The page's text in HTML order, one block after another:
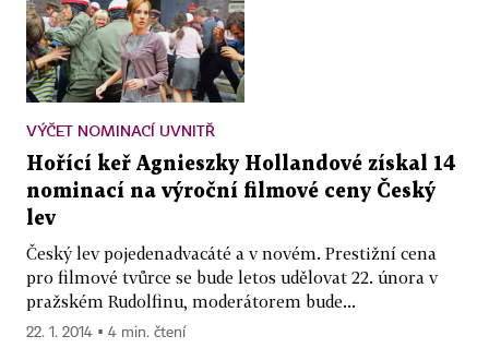
VÝČET NOMINACÍ UVNITŘ
Hořící keř Agnieszky Hollandové získal 14
nominací na výroční filmové ceny Český
lev
Český lev pojedenadvacáté a v novém. Prestižní cena
pro filmové tvůrce se bude letos udělovat 22. února v
pražském Rudolfinu, moderátorem bude...
22. 1. 2014 ▪ 4 min. čtení